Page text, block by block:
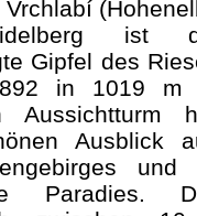
Vrchlabí
ist
Gipfel des
in 1019 m
Aussichtturm
Ausblick
Paradies.